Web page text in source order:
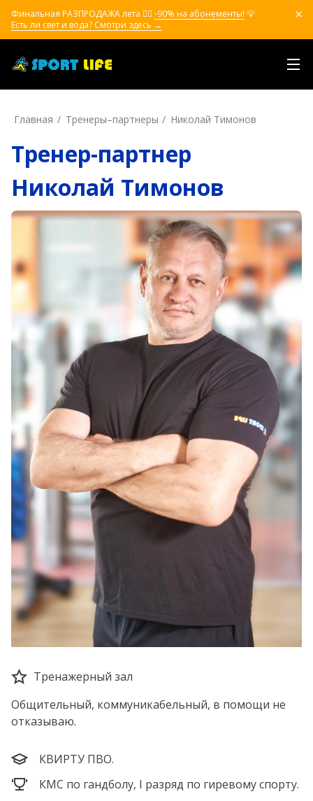
Финальная РАЗПРОДАЖА лета ❤️‍🔥 -90% на абонементы! 💡
Есть ли свет и вода? Смотри здесь →
Главная Тренеры–пapтнepы Николай Тимонов
Тренер-партнер
Николай Тимонов
Тренажерный зал
Общительный, коммуникабельный, в помощи не
отказываю.
КВИРТУ ПВО.
КМС по гандболу, І разряд по гиревому спорту.